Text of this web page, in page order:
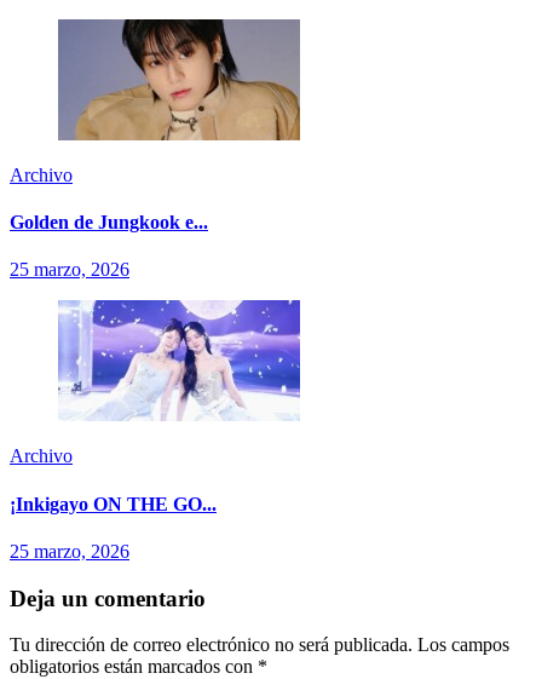
Archivo
Golden de Jungkook e...
25 marzo, 2026
Archivo
¡Inkigayo ON THE GO...
25 marzo, 2026
Deja un comentario
Tu dirección de correo electrónico no será publicada. Los campos
obligatorios están marcados con *